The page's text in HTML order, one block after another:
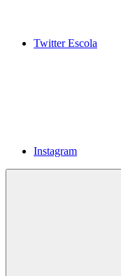
Twitter Escola
Instagram